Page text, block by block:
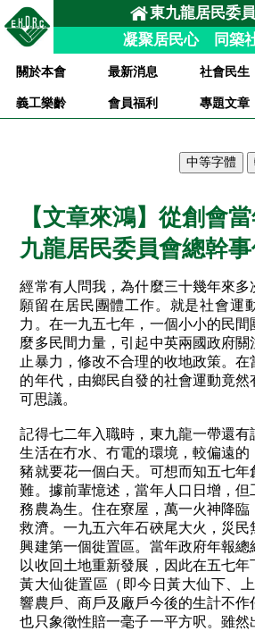
東九龍居民委
凝聚居民心 同築
關於本會 最新消息 社會民生
義工樂齡
會員福利 專題文章
【文章來鴻】從創會
九龍居民委員會總幹
經常有人問我，為什麼三十幾年來
願留在居民團體工作。就是社會運
力。在一九五七年，一個小小的民間
麼多民間力量，引起中英兩國政府
止暴力，修改不合理的收地政策。
的年代，由鄉民自發的社會運動竟然
可思議。
記得七二年入職時，東九龍一帶還有
生活在冇水、冇電的環境，較偏遠
豬就要花一個白天。可想而知五七年
難。據前輩憶述，當年人口日增，
務農為生。住在寮屋，萬一火神降臨
救濟。一九五六年石硤尾大火，災民
興建第一個徙置區。當年政府年報
以收回土地重新發展，因此在五七
黃大仙徙置區（即今日黃大仙下、
響農戶、商戶及廠戶今後的生計不
也只象徵性賠一毫子一平方呎。雖然